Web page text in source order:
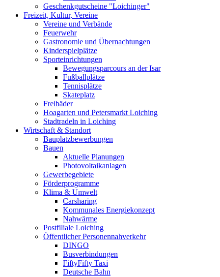
Geschenkgutscheine "Loichinger"
Freizeit, Kultur, Vereine
Vereine und Verbände
Feuerwehr
Gastronomie und Übernachtungen
Kinderspielplätze
Sporteinrichtungen
Bewegungsparcours an der Isar
Fußballplätze
Tennisplätze
Skateplatz
Freibäder
Hoagarten und Petersmarkt Loiching
Stadtradeln in Loiching
Wirtschaft & Standort
Bauplatzbewerbungen
Bauen
Aktuelle Planungen
Photovoltaikanlagen
Gewerbegebiete
Förderprogramme
Klima & Umwelt
Carsharing
Kommunales Energiekonzept
Nahwärme
Postfiliale Loiching
Öffentlicher Personennahverkehr
DINGO
Busverbindungen
FiftyFifty Taxi
Deutsche Bahn